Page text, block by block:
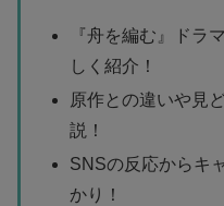
『舟を編む』ドラ
しく紹介！
原作との違いや見
説！
SNSの反応からキ
かり！